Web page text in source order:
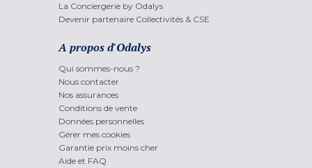
La Conciergerie by Odalys
Devenir partenaire Collectivités & CSE
A propos d'Odalys
Qui sommes-nous ?
Nous contacter
Nos assurances
Conditions de vente
Données personnelles
Gérer mes cookies
Garantie prix moins cher
Aide et FAQ